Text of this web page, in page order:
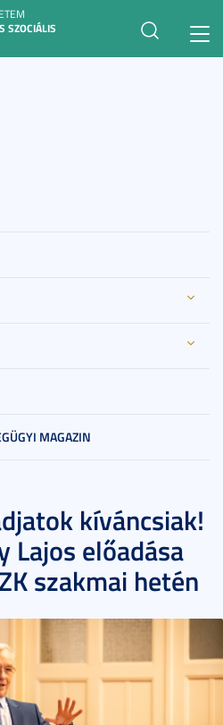
SZOCIÁLIS
MAGAZIN
kíváncsiak!
Lajos előadása
szakmai hetén